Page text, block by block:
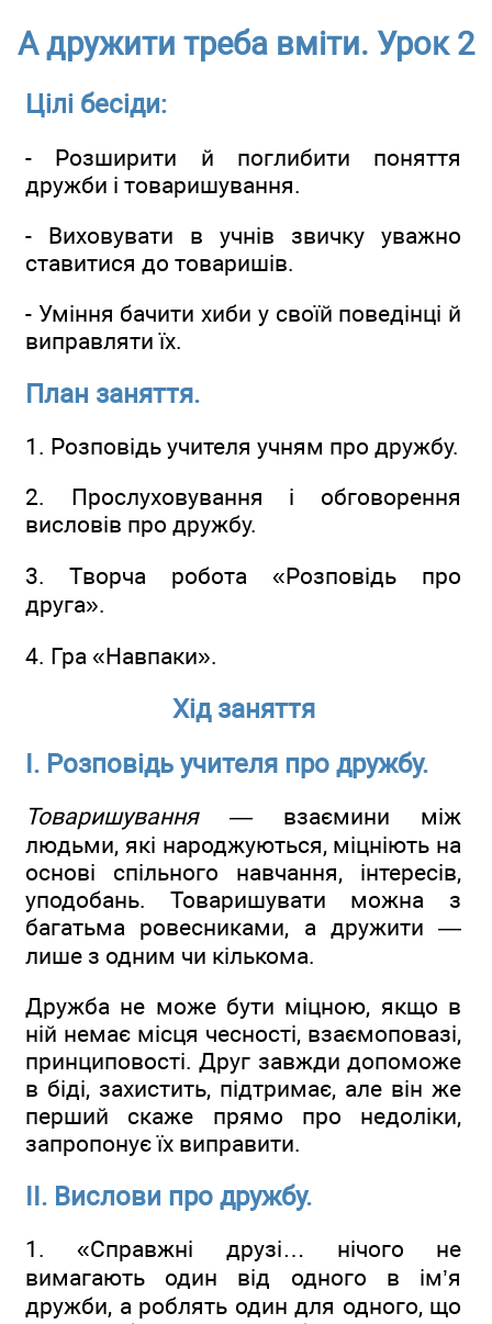
А дружити треба вміти. Урок 2
Цілі бесіди:
- Розширити й поглибити поняття
дружби і товаришування.
- Виховувати в учнів звичку уважно
ставитися до товаришів.
- Уміння бачити хиби у своїй поведінці й
виправляти їх.
План заняття.
1. Розповідь учителя учням про дружбу.
2. Прослуховування і обговорення
висловів про дружбу.
3. Творча робота «Розповідь про
друга».
4. Гра «Навпаки».
Хід заняття
І. Розповідь учителя про дружбу.
Товаришування— взаємини між
людьми, які народжуються, міцніють на
основі спільного навчання, інтересів,
уподобань. Товаришувати можна з
багатьма ровесниками, а дружити —
лише з одним чи кількома.
Дружба не може бути міцною, якщо в
ній немає місця чесності, взаємоповазі,
принциповості. Друг завжди допоможе
в біді, захистить, підтримає, але він же
перший скаже прямо про недоліки,
запропонує їх виправити.
ІІ. Вислови про дружбу.
1. «Справжні друзі… нічого не
вимагають один від одного в ім’я
дружби, а роблять один для одного, що